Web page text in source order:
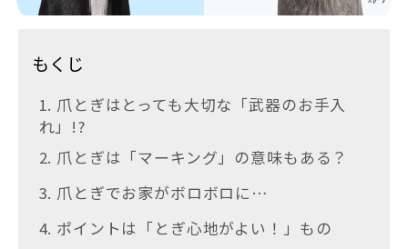
もくじ
1. 爪とぎはとっても大切な「武器のお手入
れ」!?
2. 爪とぎは「マーキング」の意味もある？
3. 爪とぎでお家がボロボロに…
4. ポイントは「とぎ心地がよい！」もの